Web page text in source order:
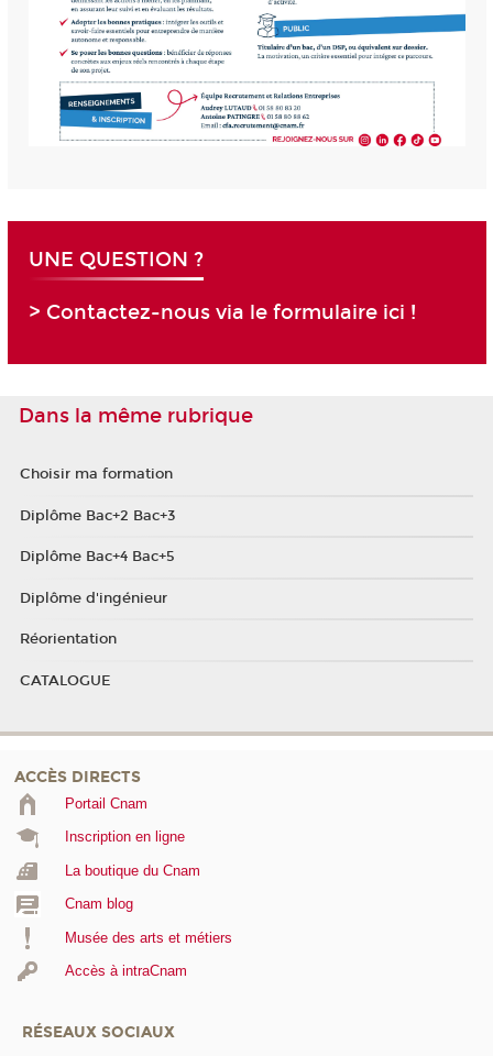
UNE QUESTION ?
> Contactez-nous via le formulaire ici !
Dans la même rubrique
Choisir ma formation
Diplôme Bac+2 Bac+3
Diplôme Bac+4 Bac+5
Diplôme d'ingénieur
Réorientation
CATALOGUE
ACCÈS DIRECTS
Portail Cnam
Inscription en ligne
La boutique du Cnam
Cnam blog
Musée des arts et métiers
Accès à intraCnam
RÉSEAUX SOCIAUX